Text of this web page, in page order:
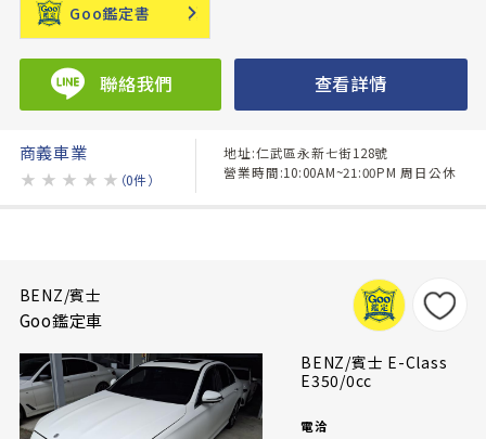
Goo鑑定書
聯絡我們 查看詳情
商義車業
★ ★ ★ ★ ★ （0件）
地址:仁武區永新七街128號
營業時間:10:00AM~21:00PM 周日公休
BENZ/賓士
Goo鑑定車
BENZ/賓士 E-Class
E350/0cc
電洽